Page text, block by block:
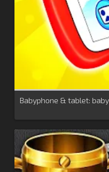
Babyphone & tablet: